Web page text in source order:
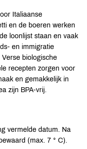
Italiaanse
en de boeren werken
loonlijst staan en vaak
en immigratie
biologische
recepten zorgen voor
en gemakkelijk in
zijn BPA-vrij.
vermelde datum. Na
(max. 7 ° C).